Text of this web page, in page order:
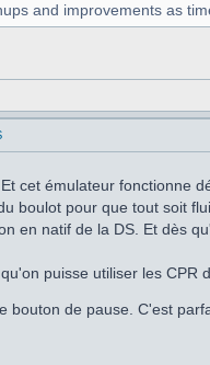
and improvements as
Et cet émulateur fonctionne
boulot pour que tout soit
en natif de la DS. Et dès
puisse utiliser les
bouton de pause. C'est